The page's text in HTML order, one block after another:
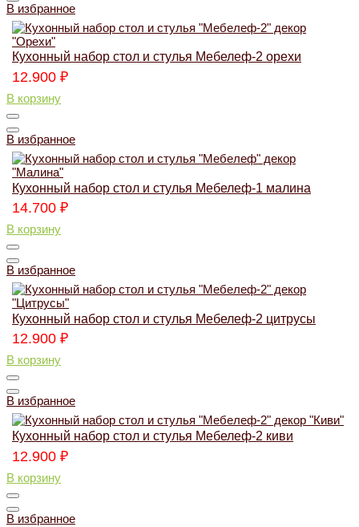
В избранное
Кухонный набор стол и стулья Мебелеф-2 орехи
12.900 ₽
В корзину
В избранное
Кухонный набор стол и стулья Мебелеф-1 малина
14.700 ₽
В корзину
В избранное
Кухонный набор стол и стулья Мебелеф-2 цитрусы
12.900 ₽
В корзину
В избранное
Кухонный набор стол и стулья Мебелеф-2 киви
12.900 ₽
В корзину
В избранное